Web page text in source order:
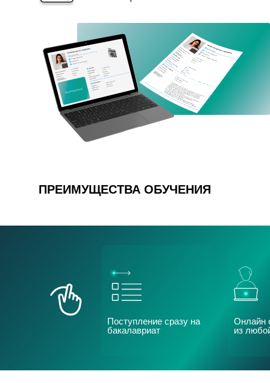
ПРЕИМУЩЕСТВА ОБУЧЕНИЯ
Поступление сразу на
бакалавриат
Онлайн
из